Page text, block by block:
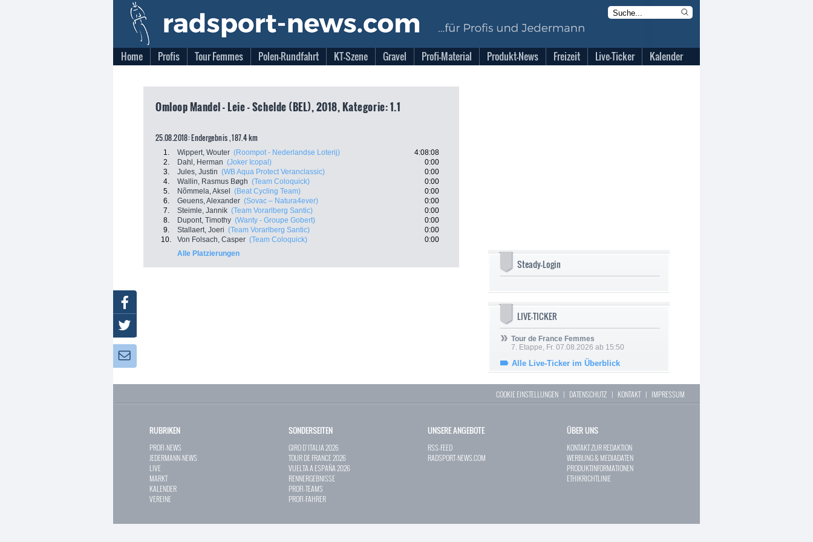
Home Profis Tour Femmes Polen-Rundfahrt KT-Szene Gravel Profi-Material Produkt-News Freizeit Live-Ticker Kalender
Omloop Mandel - Leie - Schelde (BEL), 2018, Kategorie: 1.1
25.08.2018: Endergebnis , 187.4 km
1. Wippert, Wouter (Roompot - Nederlandse Loterij)
4:08:08
2.
Dahl, Herman (Joker Icopal)
0:00
3.
Jules, Justin (WB Aqua Protect Veranclassic)
0:00
4.
Wallin, Rasmus Bøgh (Team Coloquick)
0:00
5.
Nõmmela, Aksel (Beat Cycling Team)
0:00
6.
Geuens, Alexander (Sovac – Natura4ever)
0:00
7.
Steimle, Jannik (Team Vorarlberg Santic)
0:00
8.
Dupont, Timothy (Wanty - Groupe Gobert)
0:00
9.
Stallaert, Joeri (Team Vorarlberg Santic)
0:00
10.
Von Folsach, Casper (Team Coloquick)
0:00
Alle Platzierungen
Steady-Login
LIVE-TICKER
Tour de France Femmes
7. Etappe, Fr. 07.08.2026 ab 15:50
Alle Live-Ticker im Überblick
COOKIE EINSTELLUNGEN | DATENSCHUTZ | KONTAKT| IMPRESSUM
RUBRIKEN
PROFI-NEWS
JEDERMANN-NEWS
LIVE
MARKT
KALENDER
VEREINE
SONDERSEITEN
GIRO D`ITALIA 2026
TOUR DE FRANCE 2026
VUELTA A ESPAÑA 2026
RENNERGEBNISSE
PROFI-TEAMS
PROFI-FAHRER
UNSERE ANGEBOTE
RSS-FEED
RADSPORT-NEWS.COM
ÜBER UNS
KONTAKT ZUR REDAKTION
WERBUNG & MEDIADATEN
PRODUKTINFORMATIONEN
ETHIKRICHTLINIE